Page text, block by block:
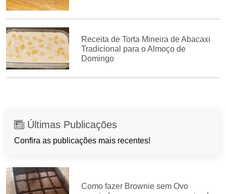
Receita de Torta Mineira de Abacaxi
Tradicional para o Almoço de
Domingo
Últimas Publicações
Confira as publicações mais recentes!
Como fazer Brownie sem Ovo